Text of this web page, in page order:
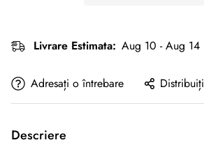
Livrare Estimata: Aug 10 - Aug 14
Adresați o întrebare Distribuiți
Descriere